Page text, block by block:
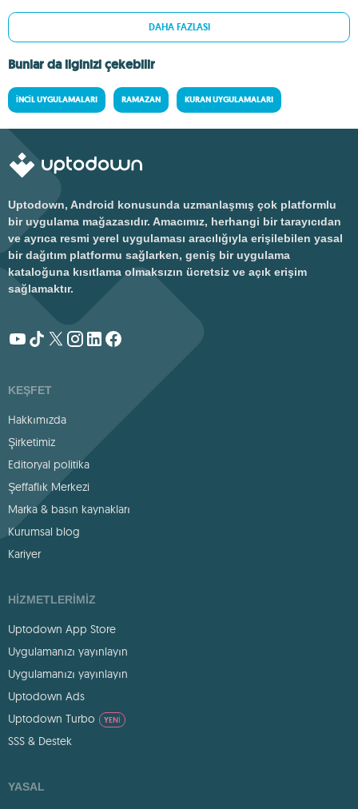
DAHA FAZLASI
Bunlar da ilginizi çekebilir
İNCIL UYGULAMALARI RAMAZAN KURAN UYGULAMALARI
Uptodown, Android konusunda uzmanlaşmış çok platformlu
bir uygulama mağazasıdır. Amacımız, herhangi bir tarayıcıdan
ve ayrıca resmi yerel uygulaması aracılığıyla erişilebilen yasal
bir dağıtım platformu sağlarken, geniş bir uygulama
kataloğuna kısıtlama olmaksızın ücretsiz ve açık erişim
sağlamaktır.
KEŞFET
Hakkımızda
Şirketimiz
Editoryal politika
Şeffaflık Merkezi
Marka & basın kaynakları
Kurumsal blog
Kariyer
HIZMETLERIMIZ
Uptodown App Store
Uygulamanızı yayınlayın
Uygulamanızı yayınlayın
Uptodown Ads
Uptodown Turbo
YENI
SSS & Destek
YASAL